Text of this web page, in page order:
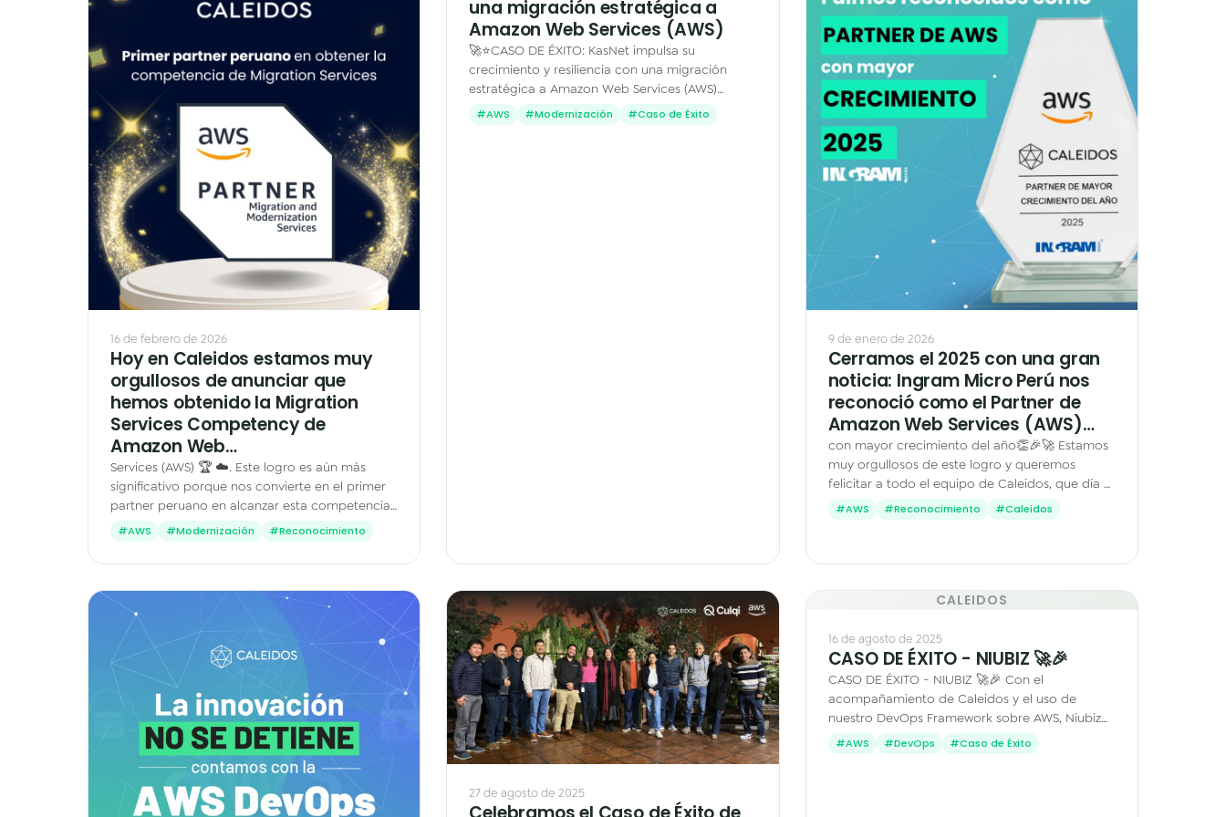
16 de febrero de 2026
Hoy en Caleidos estamos muy
orgullosos de anunciar que
hemos obtenido la Migration
Services Competency de
Amazon Web…
Services (AWS) 🏆 ☁️. Este logro es aún más
significativo porque nos convierte en el primer
partner peruano en alcanzar esta competencia,
un reconocimiento que valida nuestra
capacidad técnica,…
#AWS #Modernización #Reconocimiento
una migración estratégica a
Amazon Web Services (AWS)
🚀⭐CASO DE ÉXITO: KasNet impulsa su
crecimiento y resiliencia con una migración
estratégica a Amazon Web Services (AWS)
Cuando el crecimiento se acelera, la tecnología
tiene que ir un paso adelante.…
#AWS #Modernización #Caso de Éxito
9 de enero de 2026
Cerramos el 2025 con una gran
noticia: Ingram Micro Perú nos
reconoció como el Partner de
Amazon Web Services (AWS)…
con mayor crecimiento del año👏🎉🚀 Estamos
muy orgullosos de este logro y queremos
felicitar a todo el equipo de Caleidos, que día a
día hace que las cosas sucedan. Este es solo el
comienzo. El se…
#AWS #Reconocimiento #Caleidos
27 de agosto de 2025
CALEIDOS
16 de agosto de 2025
CASO DE ÉXITO - NIUBIZ 🚀🎉
CASO DE ÉXITO - NIUBIZ 🚀🎉 Con el
acompañamiento de Caleidos y el uso de
nuestro DevOps Framework sobre AWS, Niubiz
logró estandarizar procesos, automatizar
despliegues y ganar eficiencia en el…
#AWS #DevOps #Caso de Éxito